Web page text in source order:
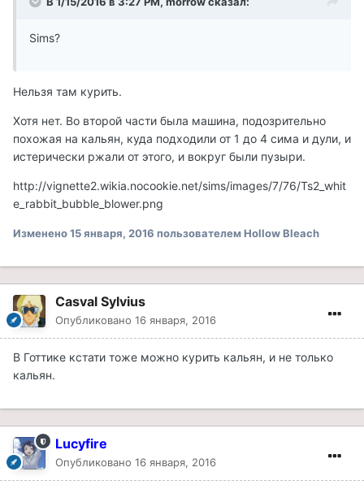
Sims?
Нельзя там курить.
Хотя нет. Во второй части была машина, подозрительно
похожая на кальян, куда подходили от 1 до 4 сима и дули, и
истерически ржали от этого, и вокруг были пузыри.
http://vignette2.wikia.nocookie.net/sims/images/7/76/Ts2_whit
e_rabbit_bubble_blower.png
Изменено15 января, 2016 пользователем Hollow Bleach
Casval Sylvius
Опубликовано 16 января, 2016
В Готтике кстати тоже можно курить кальян, и не только
кальян.
Lucyfire
Опубликовано 16 января, 2016